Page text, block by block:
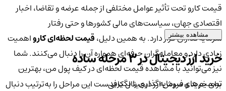
قیمت کارو تحت تأثیر عوامل مختلفی از جمله عرضه و تقاضا، اخبار
اقتصادی جهان، سیاست‌های مالی کشورها و حتی رفتار
سرمایه‌گذاران قرار دارد. به همین دلیل،قیمت لحظه‌ای کارواهمیت
زیادی دارد و معامله‌گران حرفه‌ای همواره آن را دنبال می‌کنند. شما
نیز می‌توانید با مشاهده قیمت لحظه‌ای در کیف پول من، بهترین
تصمیم‌های سرمایه‌گذاری را بگیرید.
مشاهده بیشتر
خرید ارز دیجیتال در 3 مرحله ساده
برای خرید و فروش ارز دیجیتال کافی‌ست این مراحل را به‌ترتیب دنبال